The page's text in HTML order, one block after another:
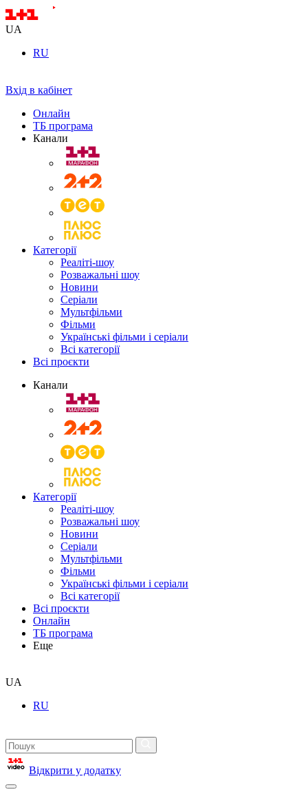
UA
RU
Вхід в кабінет
Онлайн
ТБ програма
Канали
Категорії
Реаліті-шоу
Розважальні шоу
Новини
Серіали
Мультфільми
Фільми
Українські фільми і серіали
Всі категорії
Всі проєкти
Канали
Категорії
Реаліті-шоу
Розважальні шоу
Новини
Серіали
Мультфільми
Фільми
Українські фільми і серіали
Всі категорії
Всі проєкти
Онлайн
ТБ програма
Еще
UA
RU
Відкрити у додатку